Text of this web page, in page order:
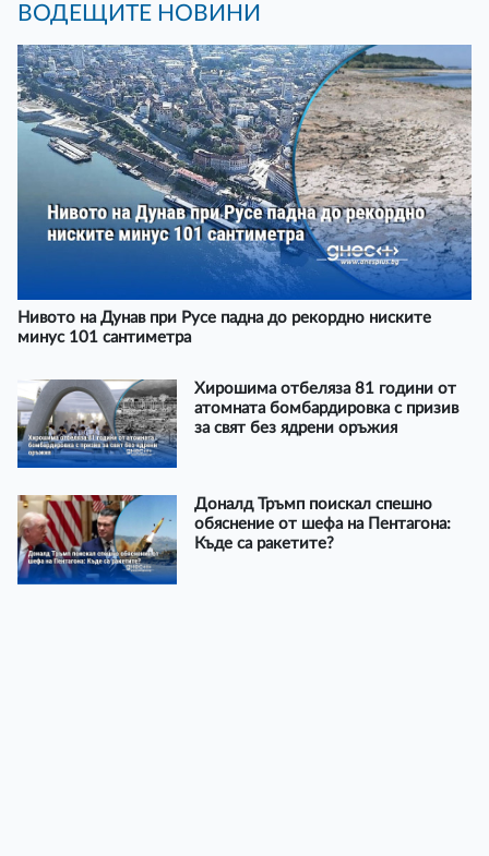
ВОДЕЩИТЕ НОВИНИ
Нивото на Дунав при Русе падна до рекордно ниските
минус 101 сантиметра
Хирошима отбеляза 81 години от
атомната бомбардировка с призив
за свят без ядрени оръжия
Доналд Тръмп поискал спешно
обяснение от шефа на Пентагона:
Къде са ракетите?